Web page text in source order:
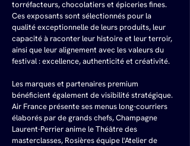
torréfacteurs, chocolatiers et épiceries fines.
Ces exposants sont sélectionnés pour la
qualité exceptionnelle de leurs produits, leur
capacité à raconter leur histoire et leur terroir,
ainsi que leur alignement avec les valeurs du
festival : excellence, authenticité et créativité.
Les marques et partenaires premium
bénéficient également de visibilité stratégique.
Air France présente ses menus long-courriers
élaborés par de grands chefs, Champagne
Laurent-Perrier anime le Théâtre des
masterclasses, Rosières équipe l'Atelier de